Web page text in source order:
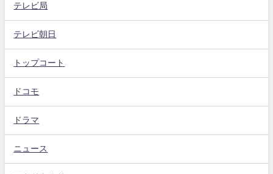
テレビ局
テレビ朝日
トップコート
ドコモ
ドラマ
ニュース